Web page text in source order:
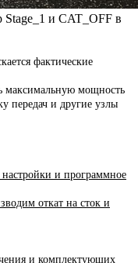
и CAT_OFF в
фактические
мощность
передач и другие узлы
и программное
откат на сток и
и комплектующих